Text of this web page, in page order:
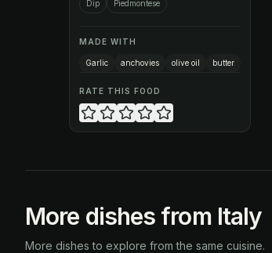
Dip Piedmontese
MADE WITH
Garlic anchovies olive oil butter
RATE THIS FOOD
More dishes from Italy
More dishes to explore from the same cuisine.